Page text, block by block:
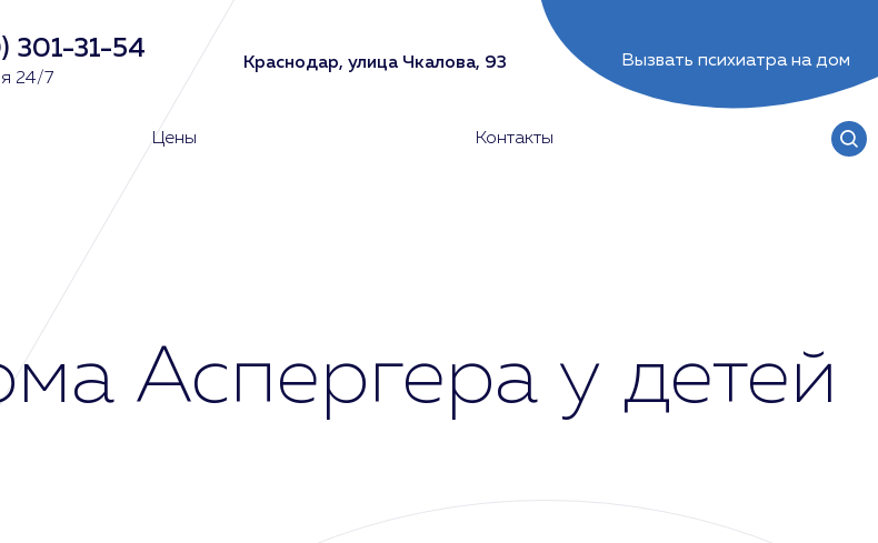
301-31-54
24/7
Краснодар, улица Чкалова, 93 Вызвать психиатра на дом
Цены Контакты
Аспергера у детей